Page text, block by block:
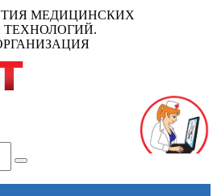
МЕДИЦИНСКИХ